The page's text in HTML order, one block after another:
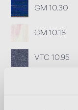
GM 10.30
GM 10.18
VTC 10.95